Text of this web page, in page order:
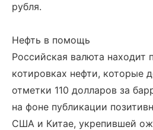
рубля.
Нефть в помощь
Российская валюта находит
котировках нефти, которые
отметки 110 долларов за
на фоне публикации
США и Китае, укрепившей